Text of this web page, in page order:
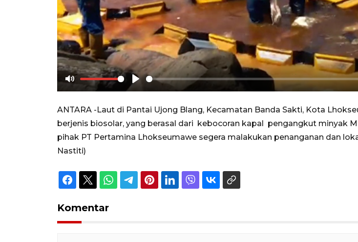
Mute Play
ANTARA -Laut di Pantai Ujong Blang, Kecamatan Banda Sakti, Kota
berjenis biosolar, yang berasal dari kebocoran kapal pengangkut minyak
pihak PT Pertamina Lhokseumawe segera malakukan penanganan dan
Nastiti)
Komentar